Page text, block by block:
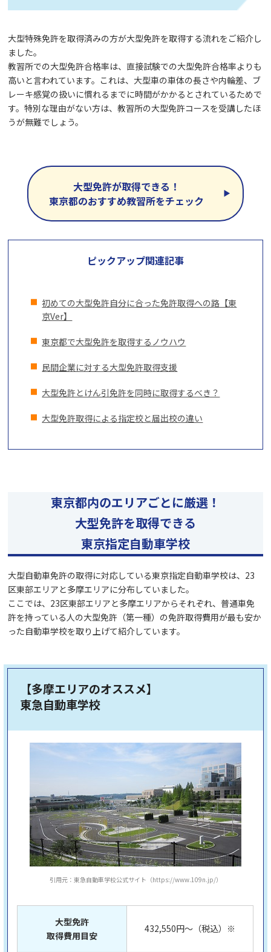
大型特殊免許を取得済みの方が大型免許を取得する流れをご紹介し
ました。
教習所での大型免許合格率は、直接試験での大型免許合格率よりも
高いと言われています。これは、大型車の車体の長さや内輪差、ブ
レーキ感覚の扱いに慣れるまでに時間がかかるとされているためで
す。特別な理由がない方は、教習所の大型免許コースを受講したほ
うが無難でしょう。
大型免許が取得できる！
東京都のおすすめ教習所をチェック
ピックアップ関連記事
初めての大型免許自分に合った免許取得への路【東
京Ver】
東京都で大型免許を取得するノウハウ
民間企業に対する大型免許取得支援
大型免許とけん引免許を同時に取得するべき？
大型免許取得による指定校と届出校の違い
東京都内のエリアごとに厳選！
大型免許を取得できる
東京指定自動車学校
大型自動車免許の取得に対応している東京指定自動車学校は、23
区東部エリアと多摩エリアに分布していました。
ここでは、23区東部エリアと多摩エリアからそれぞれ、普通車免
許を持っている人の大型免許（第一種）の免許取得費用が最も安か
った自動車学校を取り上げて紹介しています。
【多摩エリアのオススメ】
東急自動車学校
引用元：東急自動車学校公式サイト（https://www.109n.jp/）
大型免許
取得費用目安
432,550円～（税込）※